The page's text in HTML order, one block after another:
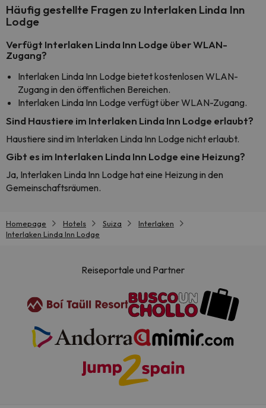
Häufig gestellte Fragen zu Interlaken Linda Inn
Lodge
Verfügt Interlaken Linda Inn Lodge über WLAN-
Zugang?
Interlaken Linda Inn Lodge bietet kostenlosen WLAN-
Zugang in den öffentlichen Bereichen.
Interlaken Linda Inn Lodge verfügt über WLAN-Zugang.
Sind Haustiere im Interlaken Linda Inn Lodge erlaubt?
Haustiere sind im Interlaken Linda Inn Lodge nicht erlaubt.
Gibt es im Interlaken Linda Inn Lodge eine Heizung?
Ja, Interlaken Linda Inn Lodge hat eine Heizung in den
Gemeinschaftsräumen.
Homepage Hotels Suiza
Interlaken
Interlaken Linda Inn Lodge
Reiseportale und Partner